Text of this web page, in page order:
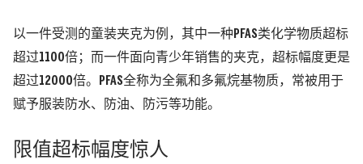
以一件受测的童装夹克为例，其中一种PFAS类化学物质超标
超过1100倍；而一件面向青少年销售的夹克，超标幅度更是
超过12000倍。PFAS全称为全氟和多氟烷基物质，常被用于
赋予服装防水、防油、防污等功能。
限值超标幅度惊人